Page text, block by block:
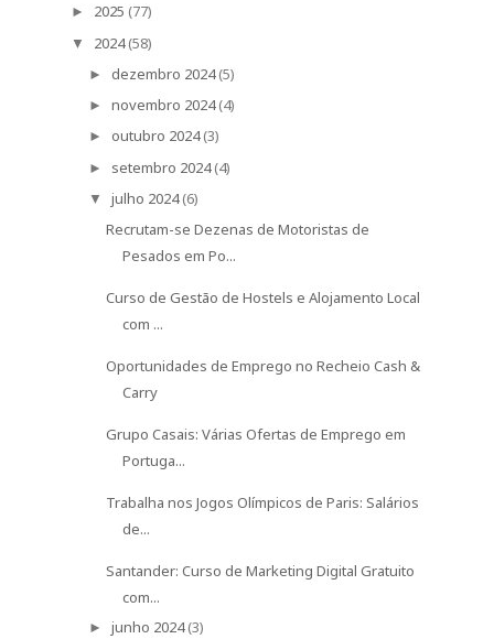
► 2025 (77)
▼ 2024 (58)
► dezembro 2024 (5)
► novembro 2024 (4)
► outubro 2024 (3)
► setembro 2024 (4)
▼ julho 2024 (6)
Recrutam-se Dezenas de Motoristas de
Pesados em Po...
Curso de Gestão de Hostels e Alojamento Local
com ...
Oportunidades de Emprego no Recheio Cash &
Carry
Grupo Casais: Várias Ofertas de Emprego em
Portuga...
Trabalha nos Jogos Olímpicos de Paris: Salários
de...
Santander: Curso de Marketing Digital Gratuito
com...
► junho 2024 (3)